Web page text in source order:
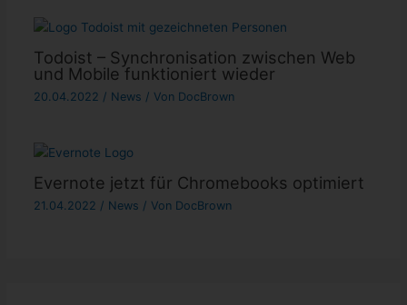
Todoist – Synchronisation zwischen Web
und Mobile funktioniert wieder
20.04.2022 / News / Von DocBrown
Evernote jetzt für Chromebooks optimiert
21.04.2022 / News / Von DocBrown